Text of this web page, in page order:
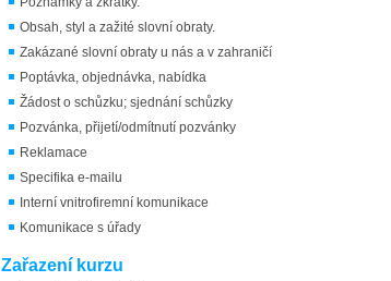
Obsah, styl a zažité slovní obraty.
Zakázané slovní obraty u nás a v zahraničí
Poptávka, objednávka, nabídka
Žádost o schůzku; sjednání schůzky
Pozvánka, přijetí/odmítnutí pozvánky
Reklamace
Specifika e-mailu
Interní vnitrofiremní komunikace
Komunikace s úřady
Zařazení kurzu